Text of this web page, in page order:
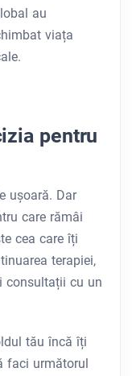
au
viața
pentru
ușoară. Dar
care rămâi
cea care îți
terapiei,
consultații cu un
tău încă îți
faci următorul